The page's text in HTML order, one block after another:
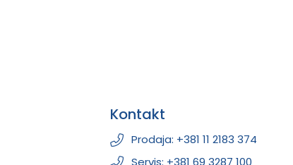
Kontakt
Prodaja: +381 11 2183 374
Servis: +381 69 3287 100